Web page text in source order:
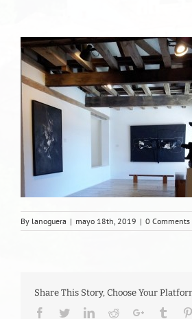
By lanoguera | mayo 18th, 2019 | 0 Comments
Share This Story, Choose Your
Facebook
TwitterLinkedIn
RedditGoogle+